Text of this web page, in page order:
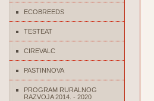
ECOBREEDS
TESTEAT
CIREVALC
PASTINNOVA
PROGRAM RURALNOG
RAZVOJA 2014. - 2020